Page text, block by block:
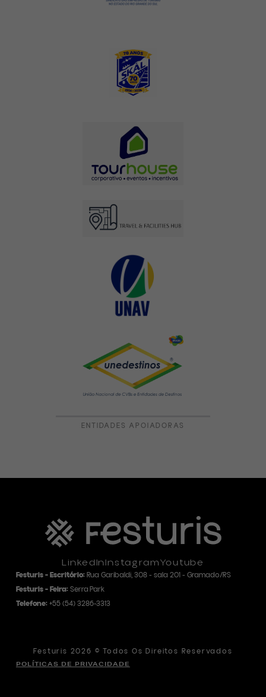
ENTIDADES APOIADORAS
LinkedInInstagramYoutube
Festuris - Escritório:Rua Garibaldi, 308 - sala 201 - Gramado/RS
Festuris - Feira:Serra Park
Telefone:+55(54) 3286-3313
Festuris 2026 © Todos Os Direitos Reservados
POLÍTICAS DE PRIVACIDADE